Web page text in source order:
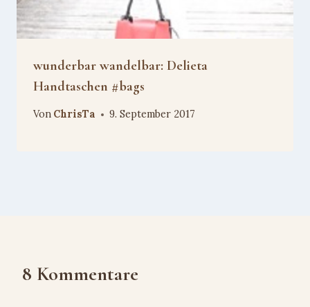
wunderbar wandelbar: Delieta
Handtaschen #bags
Von ChrisTa 9. September 2017
8 Kommentare